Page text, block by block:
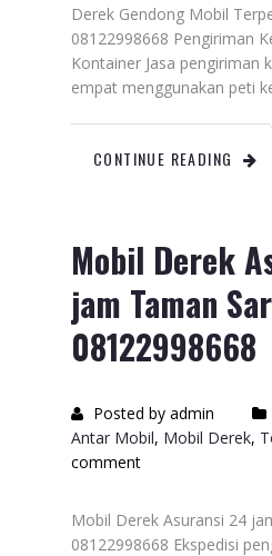
Derek Gendong Mobil
08122998668 Pengiriman
Kontainer Jasa pengiriman
empat menggunakan peti
CONTINUE READING
Mobil Derek
jam Taman
08122998668
Posted by admin
Antar Mobil, Mobil Derek,
comment
Mobil Derek Asuransi 24
08122998668 Ekspedisi